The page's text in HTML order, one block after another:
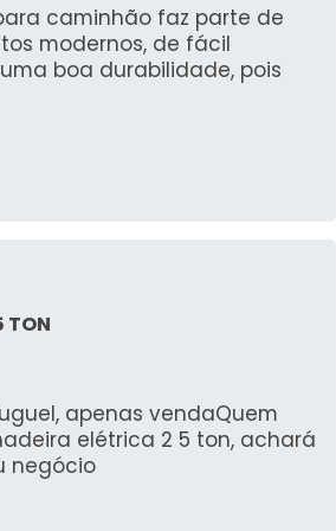
certificado; contratação via
eu agilizo proposta e
atende transporte de
industrial com precisão,
imediatas
caminhão faz parte de
modernos, de fácil
boa durabilidade, pois
TON
apenas vendaQuem
elétrica 2 5 ton, achará
negócio